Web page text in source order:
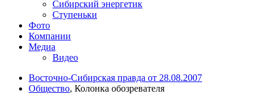
Сибирский энергетик
Ступеньки
Фото
Компании
Медиа
Видео
Восточно-Сибирская правда от 28.08.2007
Общество, Колонка обозревателя